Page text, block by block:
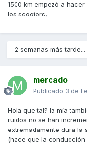
1500 km empezó a
los scooters,
2 semanas más tarde...
mercado
Publicado 3 de
Hola que tal? la mía
ruidos no se han
extremadamente dura la
(hace que la